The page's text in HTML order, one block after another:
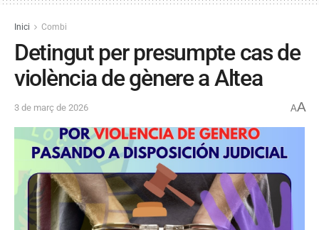
Inici Combi
Detingut per presumpte cas de
violència de gènere a Altea
3 de març de 2026 AA